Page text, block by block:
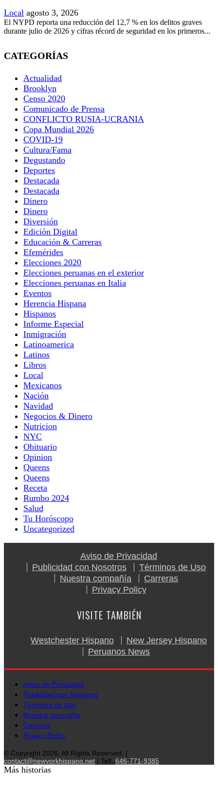
Local agosto 3, 2026
El NYPD reporta una reducción del 12,7 % en los delitos graves
durante julio de 2026 y cifras récord de seguridad en los primeros...
CATEGORÍAS
Actualidad
Brooklyn
Censo 2020
Comunicado de Prensa
CONFLICTO RUSIA-UCRANIA
Copa Mundial 2026
COVID-19
Cultura/Fama
Degustando
Deportes
Destacada
Destacada
Dinero
Dinero
Diversión
Edición Digital
Educación & Carreras
Efemérides
Elecciones 2020
Elecciones peruanas en el exterior
Elecciones peruanas en Italia
Eventos
Herencia Hispana
Hispanos
Informe Especial
Inmigración
Latinoamerica
Latinos
Libros
Local
Mexicanos
Nación
Navidad
Negocios & Dinero
Nutricion
NYC
Obituario
Opinion
Queens
Queens
Receta
Rumbo 2024
Salud
Tu Horóscopo
Uncategorized
Aviso de Privacidad
Publicidad con Nosotros
Términos de Uso
Nuestra compañía
Carreras
Privacy Policy
VISITE TAMBIÉN
Westchester Hispano
New Jersey Hispano
Peruanos News
Aviso de Privacidad
Publicidad con Nosotros
Términos de Uso
Nuestra compañía
Carreras
Privacy Policy
© Copyright 2026, All Rights Reserved. |
contact@newyorkhispano.net | Telf. 646-771-9385
Más historias